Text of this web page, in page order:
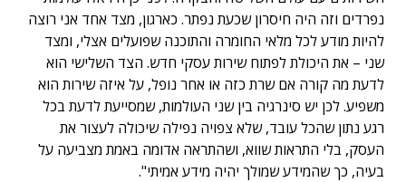
נפרדים וזה היה חיסרון שכעת נפתר. כארגון, מצד אחד אני רוצה
להיות מודע לכל מלאי החומרה והתוכנה שפועלים אצלי, ומצד
שני – את היכולת לפתוח שירות עסקי חדש. הצד השלישי הוא
לדעת מה קורה אם שרת כזה או אחר נופל, על איזה שירות הוא
משפיע. לכן יש סינרגיה בין שני העולמות, שמסייעת לדעת בכל
רגע נתון שהכל עובד, שלא צפויה נפילה שיכולה לעצור את
העסק, בלי התראות שווא, ושהתראה אדומה באמת מצביעה על
בעיה, כך שהמידע שמולך יהיה מידע אמיתי".